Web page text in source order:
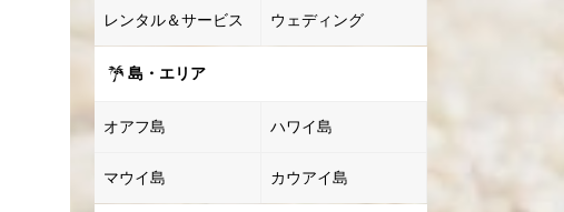
レンタル＆サービス ウェディング
島・エリア
オアフ島 ハワイ島
マウイ島 カウアイ島